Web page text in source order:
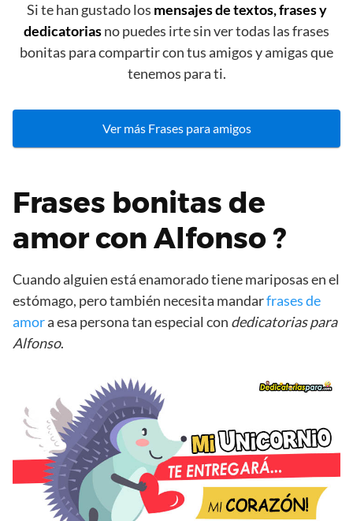
Si te han gustado los mensajes de textos, frases y
dedicatoriasno puedes irte sin ver todas las frases
bonitas para compartir con tus amigos y amigas que
tenemos para ti.
Ver más Frases para amigos
Frases bonitas de
amor con Alfonso ?
Cuando alguien está enamorado tiene mariposas en el
estómago, pero también necesita mandarfrases de
amora esa persona tan especial con dedicatorias para
Alfonso.